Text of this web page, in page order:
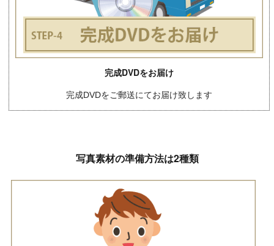
完成DVDをお届け
完成DVDをご郵送にてお届け致します
写真素材の準備方法は2種類